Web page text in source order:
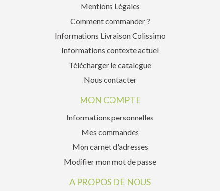
Mentions Légales
Comment commander ?
Informations Livraison Colissimo
Informations contexte actuel
Télécharger le catalogue
Nous contacter
MON COMPTE
Informations personnelles
Mes commandes
Mon carnet d'adresses
Modifier mon mot de passe
A PROPOS DE NOUS